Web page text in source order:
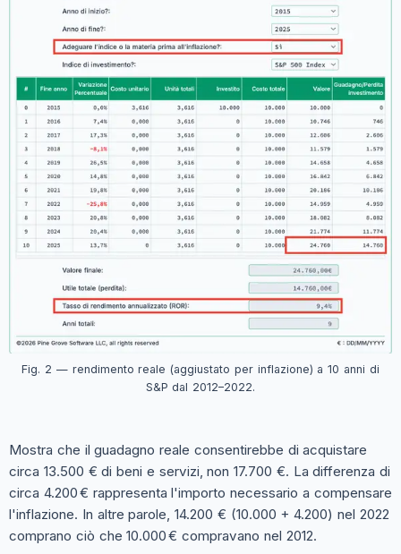
Fig. 2 — rendimento reale (aggiustato per inflazione) a 10 anni di
S&P dal 2012–2022.
Mostra che il guadagno reale consentirebbe di acquistare
circa 13.500 € di beni e servizi, non 17.700 €. La differenza di
circa 4.200 € rappresenta l'importo necessario a compensare
l'inflazione. In altre parole, 14.200 € (10.000 + 4.200) nel 2022
comprano ciò che 10.000 € compravano nel 2012.